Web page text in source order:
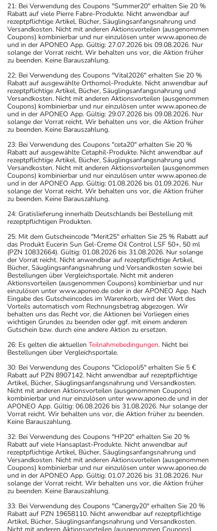
21: Bei Verwendung des Coupons "Summer20" erhalten Sie 20 %
Rabatt auf viele Pierre Fabre-Produkte. Nicht anwendbar auf
rezeptpflichtige Artikel, Bücher, Säuglingsanfangsnahrung und
Versandkosten. Nicht mit anderen Aktionsvorteilen (ausgenommen
Coupons) kombinierbar und nur einzulösen unter www.aponeo.de
und in der APONEO App. Gültig: 27.07.2026 bis 09.08.2026. Nur
solange der Vorrat reicht. Wir behalten uns vor, die Aktion früher
zu beenden. Keine Barauszahlung.
22: Bei Verwendung des Coupons "Vital2026" erhalten Sie 20 %
Rabatt auf ausgewählte Orthomol-Produkte. Nicht anwendbar auf
rezeptpflichtige Artikel, Bücher, Säuglingsanfangsnahrung und
Versandkosten. Nicht mit anderen Aktionsvorteilen (ausgenommen
Coupons) kombinierbar und nur einzulösen unter www.aponeo.de
und in der APONEO App. Gültig: 29.07.2026 bis 09.08.2026. Nur
solange der Vorrat reicht. Wir behalten uns vor, die Aktion früher
zu beenden. Keine Barauszahlung.
23: Bei Verwendung des Coupons "ceta20" erhalten Sie 20 %
Rabatt auf ausgewählte Cetaphil-Produkte. Nicht anwendbar auf
rezeptpflichtige Artikel, Bücher, Säuglingsanfangsnahrung und
Versandkosten. Nicht mit anderen Aktionsvorteilen (ausgenommen
Coupons) kombinierbar und nur einzulösen unter www.aponeo.de
und in der APONEO App. Gültig: 01.08.2026 bis 01.09.2026. Nur
solange der Vorrat reicht. Wir behalten uns vor, die Aktion früher
zu beenden. Keine Barauszahlung.
24: Gratislieferung innerhalb Deutschlands bei Bestellung mit
rezeptpflichtigen Produkten.
25: Mit dem Gutscheincode "Merit25" erhalten Sie 25 % Rabatt auf
das Produkt Eucerin Sun Gel-Creme Oil Control LSF 50+, 50 ml
(PZN 10832664). Gültig: 01.08.2026 bis 31.08.2026. Nur solange
der Vorrat reicht. Nicht anwendbar auf rezeptpflichtige Artikel,
Bücher, Säuglingsanfangsnahrung und Versandkosten sowie bei
Bestellungen über Vergleichsportale. Nicht mit anderen
Aktionsvorteilen (ausgenommen Coupons) kombinierbar und nur
einzulösen unter www.aponeo.de oder in der APONEO App. Nach
Eingabe des Gutscheincodes im Warenkorb, wird der Wert des
Vorteils automatisch vom Rechnungsbetrag abgezogen. Wir
behalten uns das Recht vor, die Aktionen bei Vorliegen eines
wichtigen Grundes zu beenden oder ggf. mit einem anderen
Gutschein bzw. durch eine andere Aktion zu ersetzen.
26: Es gelten die aktuellen Teilnahmebedingungen. Nicht bei
Bestellungen über Vergleichsportale.
30: Bei Verwendung des Coupons "Ciclopoli5" erhalten Sie 5 €
Rabatt auf PZN 8907142. Nicht anwendbar auf rezeptpflichtige
Artikel, Bücher, Säuglingsanfangsnahrung und Versandkosten.
Nicht mit anderen Aktionsvorteilen (ausgenommen Coupons)
kombinierbar und nur einzulösen unter www.aponeo.de und in der
APONEO App. Gültig: 06.08.2026 bis 31.08.2026. Nur solange der
Vorrat reicht. Wir behalten uns vor, die Aktion früher zu beenden.
Keine Barauszahlung.
32: Bei Verwendung des Coupons "HP20" erhalten Sie 20 %
Rabatt auf viele Hansaplast-Produkte. Nicht anwendbar auf
rezeptpflichtige Artikel, Bücher, Säuglingsanfangsnahrung und
Versandkosten. Nicht mit anderen Aktionsvorteilen (ausgenommen
Coupons) kombinierbar und nur einzulösen unter www.aponeo.de
und in der APONEO App. Gültig: 01.07.2026 bis 31.08.2026. Nur
solange der Vorrat reicht. Wir behalten uns vor, die Aktion früher
zu beenden. Keine Barauszahlung.
33: Bei Verwendung des Coupons "Canergy20" erhalten Sie 20 %
Rabatt auf PZN 19658110. Nicht anwendbar auf rezeptpflichtige
Artikel, Bücher, Säuglingsanfangsnahrung und Versandkosten.